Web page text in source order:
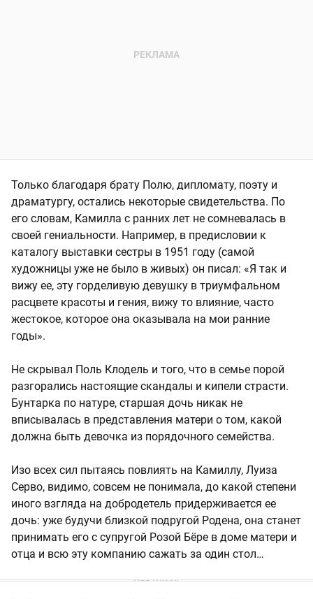
Только благодаря брату Полю, дипломату, поэту и
драматургу, остались некоторые свидетельства. По
его словам, Камилла с ранних лет не сомневалась в
своей гениальности. Например, в предисловии к
каталогу выставки сестры в 1951 году (самой
художницы уже не было в живых) он писал: «Я так и
вижу ее, эту горделивую девушку в триумфальном
расцвете красоты и гения, вижу то влияние, часто
жестокое, которое она оказывала на мои ранние
годы».
Не скрывал Поль Клодель и того, что в семье порой
разгорались настоящие скандалы и кипели страсти.
Бунтарка по натуре, старшая дочь никак не
вписывалась в представления матери о том, какой
должна быть девочка из порядочного семейства.
Изо всех сил пытаясь повлиять на Камиллу, Луиза
Серво, видимо, совсем не понимала, до какой степени
иного взгляда на добродетель придерживается ее
дочь: уже будучи близкой подругой Родена, она станет
принимать его с супругой Розой Бёре в доме матери и
отца и всю эту компанию сажать за один стол…